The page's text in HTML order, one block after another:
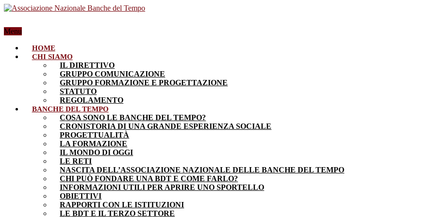
Menu
HOME
CHI SIAMO
IL DIRETTIVO
GRUPPO COMUNICAZIONE
GRUPPO FORMAZIONE E PROGETTAZIONE
STATUTO
REGOLAMENTO
BANCHE DEL TEMPO
COSA SONO LE BANCHE DEL TEMPO?
CRONISTORIA DI UNA GRANDE ESPERIENZA SOCIALE
PROGETTUALITÀ
LA FORMAZIONE
IL MONDO DI OGGI
LE RETI
NASCITA DELL’ASSOCIAZIONE NAZIONALE DELLE BANCHE DEL TEMPO
CHI PUÒ FONDARE UNA BDT E COME FARLO?
INFORMAZIONI UTILI PER APRIRE UNO SPORTELLO
OBIETTIVI
RAPPORTI CON LE ISTITUZIONI
LE BDT E IL TERZO SETTORE